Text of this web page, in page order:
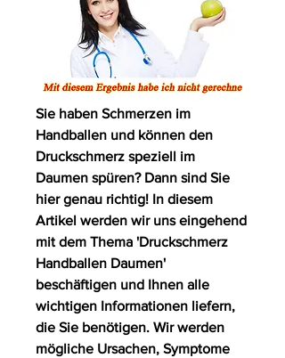
Sie haben Schmerzen im
Handballen und können den
Druckschmerz speziell im
Daumen spüren? Dann sind Sie
hier genau richtig! In diesem
Artikel werden wir uns eingehend
mit dem Thema 'Druckschmerz
Handballen Daumen'
beschäftigen und Ihnen alle
wichtigen Informationen liefern,
die Sie benötigen. Wir werden
mögliche Ursachen, Symptome